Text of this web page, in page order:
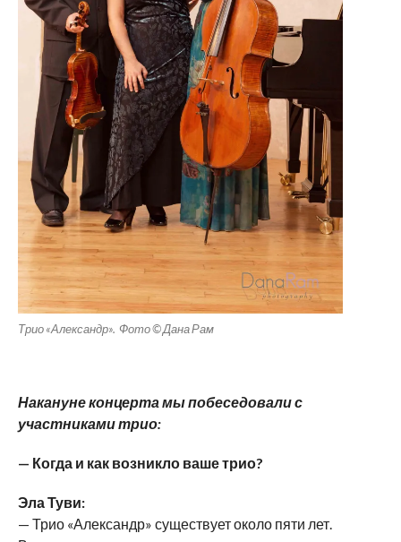
Трио «Александр». Фото © Дана Рам
Накануне концерта мы побеседовали с
участниками трио:
— Когда и как возникло ваше трио?
Эла Туви:
— Трио «Александр» существует около пяти лет.